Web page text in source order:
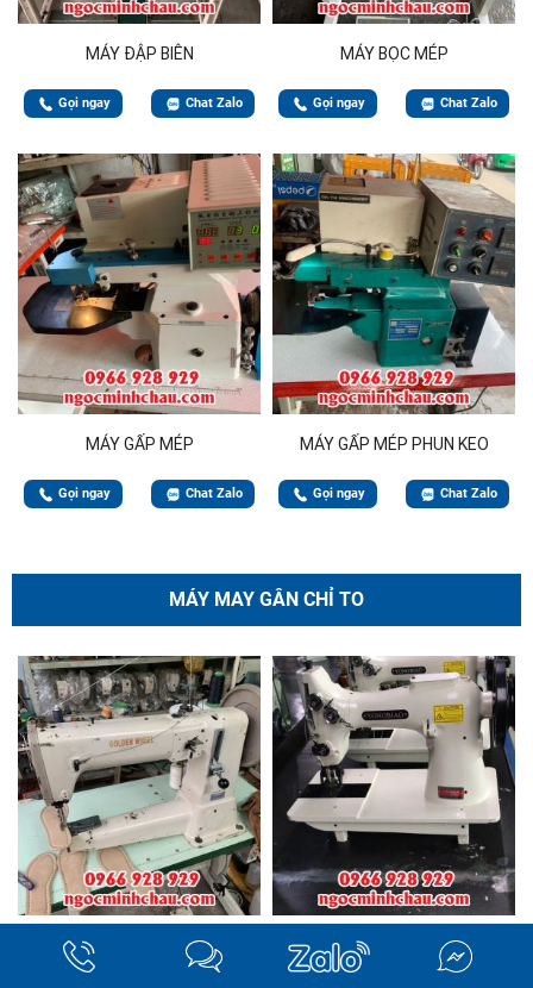
MÁY ĐẬP BIÊN
Gọi ngay Chat Zalo
MÁY BỌC MÉP
Gọi ngay Chat Zalo
MÁY GẤP MÉP
Gọi ngay Chat Zalo
MÁY GẤP MÉP PHUN KEO
Gọi ngay Chat Zalo
MÁY MAY GÂN CHỈ TO
Máy May Chỉ To - Máy May Chỉ
Lớn - Máy May Chỉ Dẹp - Máy
MÁY MAY GÂN CHỈ TO